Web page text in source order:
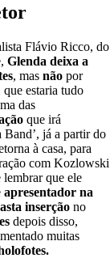
Flávio Ricco, do
Glenda deixa a
, mas não por
que estaria tudo
das
que irá
Band’, já a partir do
à casa, para
com Kozlowski
lembrar que ele
apresentador na
inserção no
depois disso,
muitas